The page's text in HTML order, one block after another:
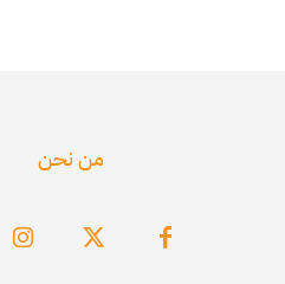
من نحن